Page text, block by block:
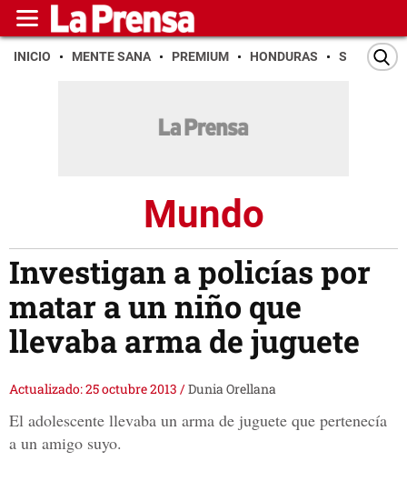
INICIO MENTE SANA PREMIUM HONDURAS SAN PEDRO
Mundo
Investigan a policías por
matar a un niño que
llevaba arma de juguete
Actualizado: 25 octubre 2013 /Dunia Orellana
El adolescente llevaba un arma de juguete que pertenecía
a un amigo suyo.